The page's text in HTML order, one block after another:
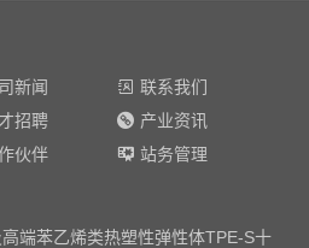
新闻
联系我们
招聘
产业资讯
伙伴 站务管理
端苯乙烯类热塑性弹性体TPE-S十